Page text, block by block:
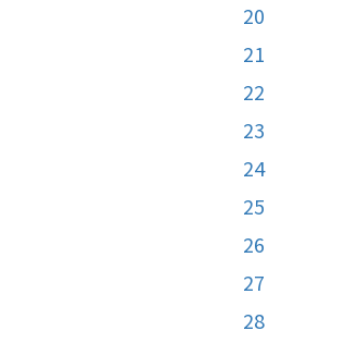
20
21
22
23
24
25
26
27
28